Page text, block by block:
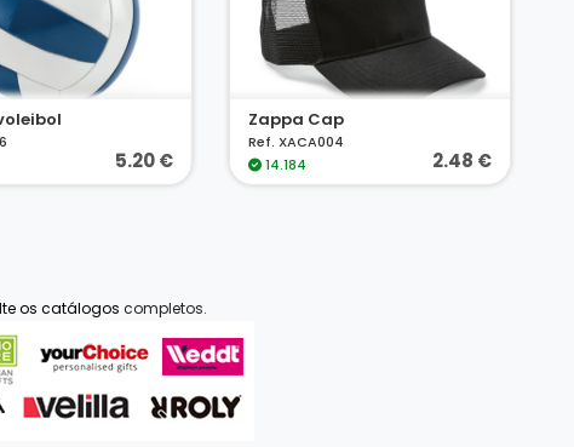
5.20 €
Zappa Cap
Ref. XACA004
14.184
2.48 €
os catálogos completos.